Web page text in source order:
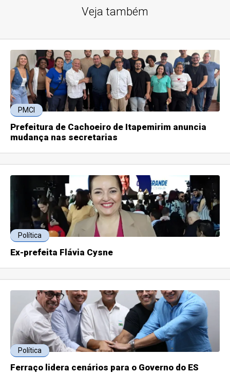
Veja também
PMCI
Prefeitura de Cachoeiro de Itapemirim anuncia
mudança nas secretarias
Política
Ex-prefeita Flávia Cysne
Política
Ferraço lidera cenários para o Governo do ES